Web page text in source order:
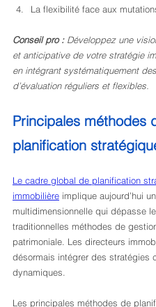
La flexibilité face aux
Conseil pro : Développez une
et anticipative de votre stratégie
en intégrant systématiquement
d’évaluation réguliers et flexibles.
Principales méthodes
planification
Le cadre global de planification
immobilière implique aujourd’hui
multidimensionnelle qui dépasse
traditionnelles méthodes de
patrimoniale. Les directeurs
désormais intégrer des stratégies
dynamiques.
Les principales méthodes de